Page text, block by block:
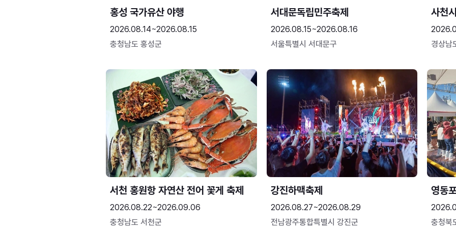
홍성 국가유산 야행
2026.08.14~2026.08.15
충청남도 홍성군
서대문독립민주축제
2026.08.15~2026.08.16
서울특별시 서대문구
사천
경상남
서천 홍원항 자연산 전어 꽃게 축제
2026.08.22~2026.09.06
충청남도 서천군
강진하맥축제
2026.08.27~2026.08.29
전남광주통합특별시 강진군
영동
충청북